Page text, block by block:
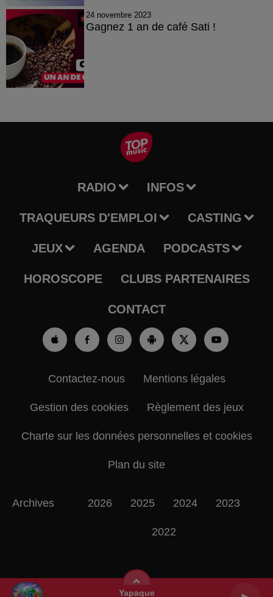
Yapaque
24 novembre 2023
Gagnez 1 an de café Sati !
RADIO INFOS
TRAQUEURS D'EMPLOI CASTING
JEUX AGENDA PODCASTS
HOROSCOPE CLUBS PARTENAIRES
CONTACT
Contactez-nous Mentions légales
Gestion des cookies Règlement des jeux
Charte sur les données personnelles et cookies
Plan du site
Archives 2026 2025 2024 2023
2022